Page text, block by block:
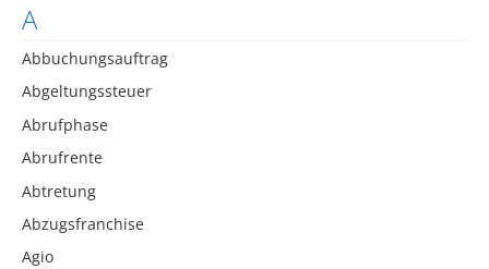
A
Abbuchungsauftrag
Abgeltungssteuer
Abrufphase
Abrufrente
Abtretung
Abzugsfranchise
Agio